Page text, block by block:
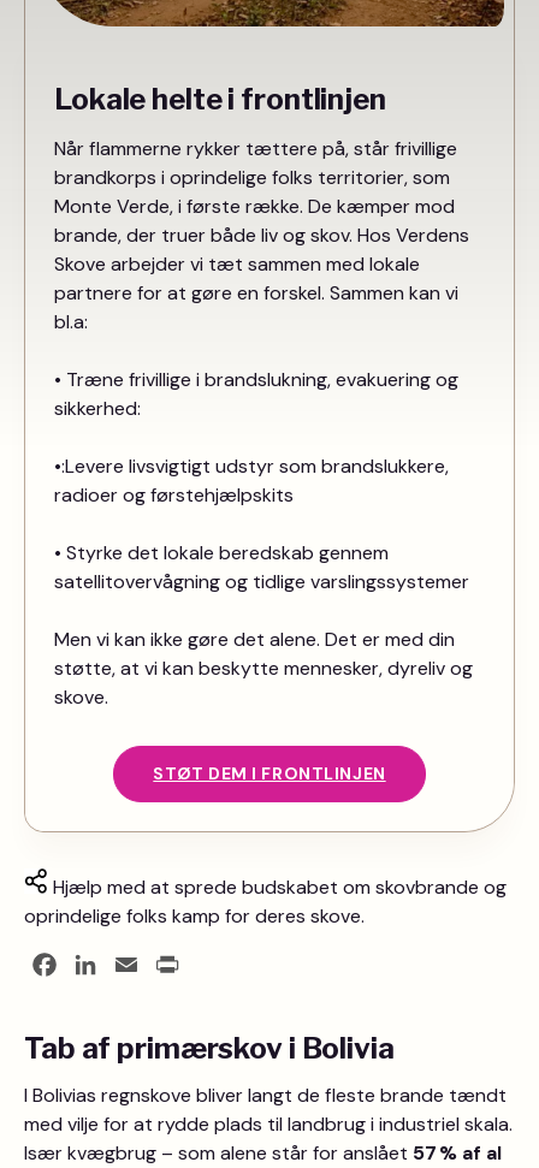
Lokale helte i frontlinjen
Når flammerne rykker tættere på, står frivillige
brandkorps i oprindelige folks territorier, som
Monte Verde, i første række. De kæmper mod
brande, der truer både liv og skov. Hos Verdens
Skove arbejder vi tæt sammen med lokale
partnere for at gøre en forskel. Sammen kan vi
bl.a:
• Træne frivillige i brandslukning, evakuering og
sikkerhed:
•:Levere livsvigtigt udstyr som brandslukkere,
radioer og førstehjælpskits
• Styrke det lokale beredskab gennem
satellitovervågning og tidlige varslingssystemer
Men vi kan ikke gøre det alene. Det er med din
støtte, at vi kan beskytte mennesker, dyreliv og
skove.
STØT DEM I FRONTLINJEN
Hjælp med at sprede budskabet om skovbrande og
oprindelige folks kamp for deres skove.
FacebookLinkedIn
Email Print
Tab af primærskov i Bolivia
I Bolivias regnskove bliver langt de fleste brande tændt
med vilje for at rydde plads til landbrug i industriel skala.
Især kvægbrug – som alene står for anslået 57 % af al